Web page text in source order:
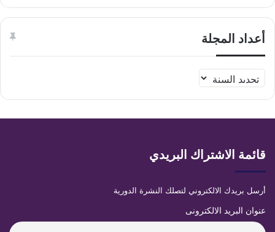
أعداد المجلة
قائمة الاشتراك البريدي
أرسل بريدك الالكتروني لتصلك النشرة الدورية
عنوان البريد الالكترونى